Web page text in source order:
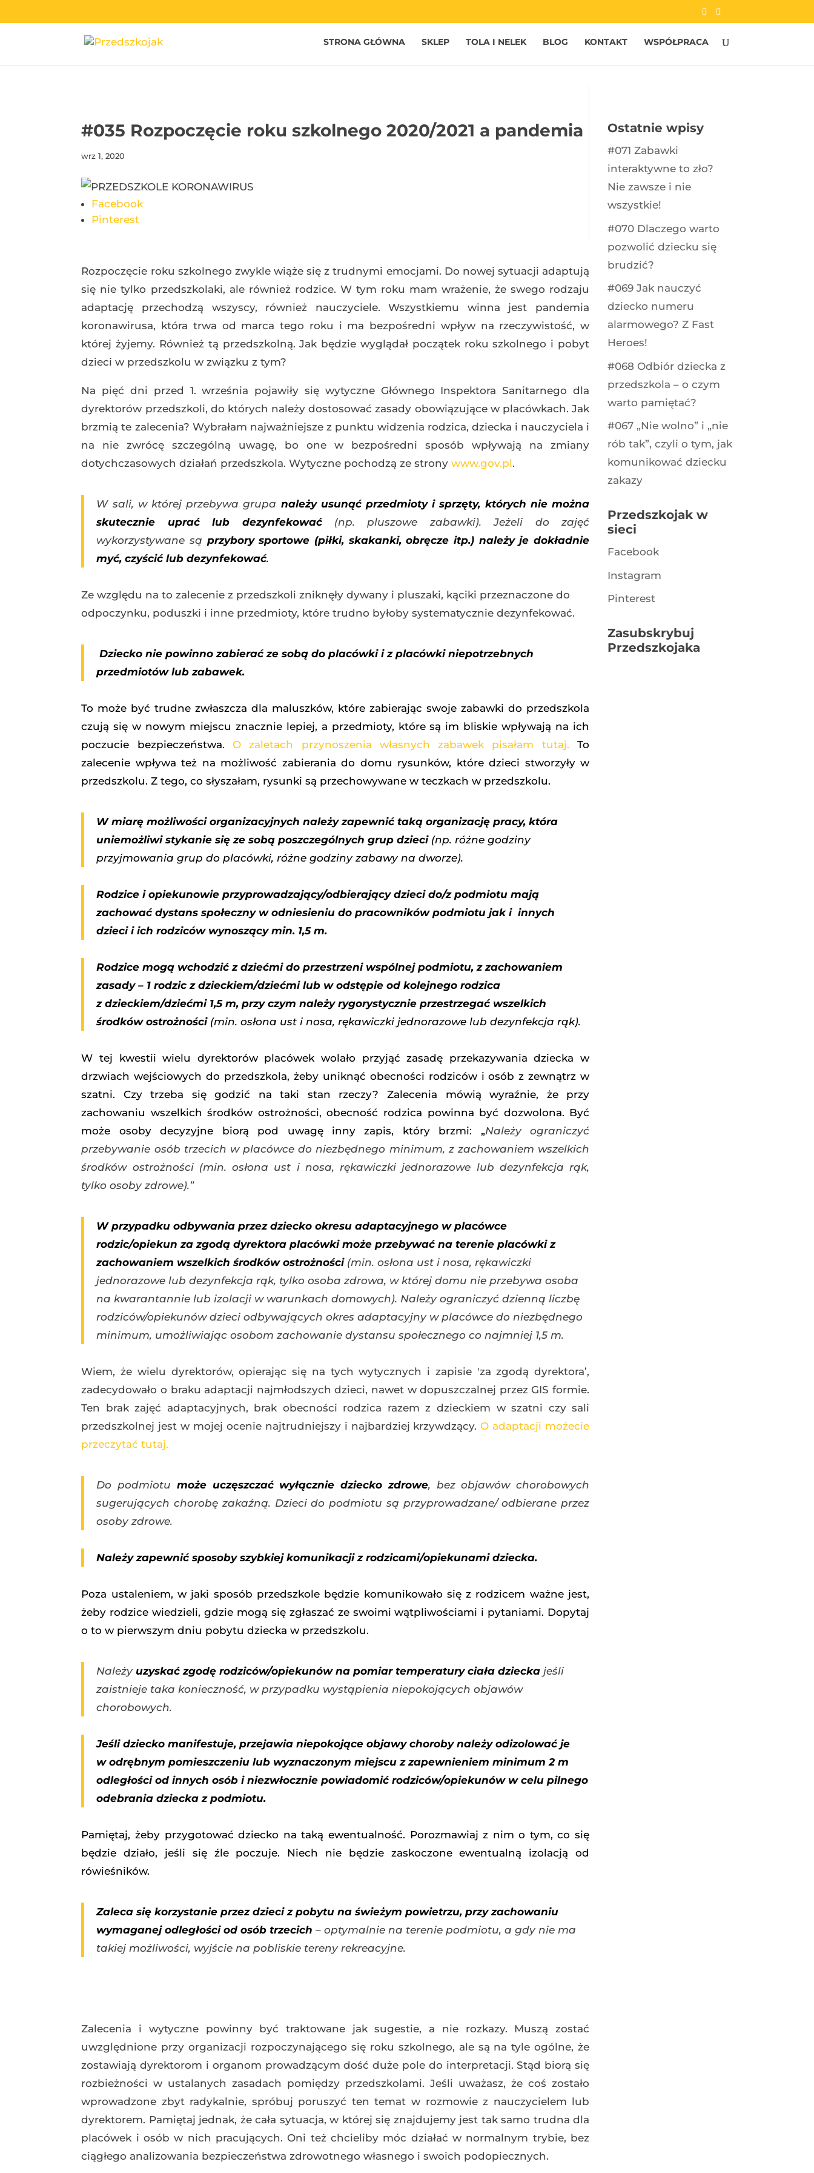
STRONA GŁÓWNA SKLEP TOLA I NELEK BLOG KONTAKT WSPÓŁPRACA
#035 Rozpoczęcie roku szkolnego 2020/2021 a pandemia
wrz 1, 2020
Facebook
Pinterest
Rozpoczęcie roku szkolnego zwykle wiąże się z trudnymi emocjami. Do nowej sytuacji adaptują
się nie tylko przedszkolaki, ale również rodzice. W tym roku mam wrażenie, że swego rodzaju
adaptację przechodzą wszyscy, również nauczyciele. Wszystkiemu winna jest pandemia
koronawirusa, która trwa od marca tego roku i ma bezpośredni wpływ na rzeczywistość, w
której żyjemy. Również tą przedszkolną. Jak będzie wyglądał początek roku szkolnego i pobyt
dzieci w przedszkolu w związku z tym?
Na pięć dni przed 1. września pojawiły się wytyczne Głównego Inspektora Sanitarnego dla
dyrektorów przedszkoli, do których należy dostosować zasady obowiązujące w placówkach. Jak
brzmią te zalecenia? Wybrałam najważniejsze z punktu widzenia rodzica, dziecka i nauczyciela i
na nie zwrócę szczególną uwagę, bo one w bezpośredni sposób wpływają na zmiany
dotychczasowych działań przedszkola. Wytyczne pochodzą ze stronywww.gov.pl.
W sali, w której przebywa grupa należy usunąć przedmioty i sprzęty, których nie można
skutecznie uprać lub dezynfekować(np. pluszowe zabawki). Jeżeli do zajęć
wykorzystywane są przybory sportowe (piłki, skakanki, obręcze itp.) należy je dokładnie
myć, czyścić lub dezynfekować.
Ze względu na to zalecenie z przedszkoli zniknęły dywany i pluszaki, kąciki przeznaczone do
odpoczynku, poduszki i inne przedmioty, które trudno byłoby systematycznie dezynfekować.
Dziecko nie powinno zabierać ze sobą do placówki i z placówki niepotrzebnych
przedmiotów lub zabawek.
To może być trudne zwłaszcza dla maluszków, które zabierając swoje zabawki do przedszkola
czują się w nowym miejscu znacznie lepiej, a przedmioty, które są im bliskie wpływają na ich
poczucie bezpieczeństwa. O zaletach przynoszenia własnych zabawek pisałam tutaj.To
zalecenie wpływa też na możliwość zabierania do domu rysunków, które dzieci stworzyły w
przedszkolu. Z tego, co słyszałam, rysunki są przechowywane w teczkach w przedszkolu.
W miarę możliwości organizacyjnych należy zapewnić taką organizację pracy, która
uniemożliwi stykanie się ze sobą poszczególnych grup dzieci (np. różne godziny
przyjmowania grup do placówki, różne godziny zabawy na dworze).
Rodzice i opiekunowie przyprowadzający/odbierający dzieci do/z podmiotu mają
zachować dystans społeczny w odniesieniu do pracowników podmiotu jak i innych
dzieci i ich rodziców wynoszący min. 1,5 m.
Rodzice mogą wchodzić z dziećmi do przestrzeni wspólnej podmiotu, z zachowaniem
zasady – 1 rodzic z dzieckiem/dziećmi lub w odstępie od kolejnego rodzica
z dzieckiem/dziećmi 1,5 m, przy czym należy rygorystycznie przestrzegać wszelkich
środków ostrożności(min. osłona ust i nosa, rękawiczki jednorazowe lub dezynfekcja rąk).
W tej kwestii wielu dyrektorów placówek wolało przyjąć zasadę przekazywania dziecka w
drzwiach wejściowych do przedszkola, żeby uniknąć obecności rodziców i osób z zewnątrz w
szatni. Czy trzeba się godzić na taki stan rzeczy? Zalecenia mówią wyraźnie, że przy
zachowaniu wszelkich środków ostrożności, obecność rodzica powinna być dozwolona. Być
może osoby decyzyjne biorą pod uwagę inny zapis, który brzmi: „Należy ograniczyć
przebywanie osób trzecich w placówce do niezbędnego minimum, z zachowaniem wszelkich
środków ostrożności (min. osłona ust i nosa, rękawiczki jednorazowe lub dezynfekcja rąk,
tylko osoby zdrowe).”
Wprzypadku odbywania przez dziecko okresu adaptacyjnego w placówce
rodzic/opiekun za zgodą dyrektora placówki może przebywać na terenie placówki z
zachowaniem wszelkich środków ostrożności(min. osłona ust i nosa, rękawiczki
jednorazowe lub dezynfekcja rąk, tylko osoba zdrowa, w której domu nie przebywa osoba
na kwarantannie lub izolacji w warunkach domowych). Należy ograniczyć dzienną liczbę
rodziców/opiekunów dzieci odbywających okres adaptacyjny w placówce do niezbędnego
minimum, umożliwiając osobom zachowanie dystansu społecznego co najmniej 1,5 m.
Wiem, że wielu dyrektorów, opierając się na tych wytycznych i zapisie 'za zgodą dyrektora’,
zadecydowało o braku adaptacji najmłodszych dzieci, nawet w dopuszczalnej przez GIS formie.
Ten brak zajęć adaptacyjnych, brak obecności rodzica razem z dzieckiem w szatni czy sali
przedszkolnej jest w mojej ocenie najtrudniejszy i najbardziej krzywdzący.O adaptacji możecie
przeczytać tutaj.
Do podmiotu może uczęszczać wyłącznie dziecko zdrowe, bez objawów chorobowych
sugerujących chorobę zakaźną. Dzieci do podmiotu są przyprowadzane/ odbierane przez
osoby zdrowe.
Należy zapewnić sposoby szybkiej komunikacji z rodzicami/opiekunami dziecka.
Poza ustaleniem, w jaki sposób przedszkole będzie komunikowało się z rodzicem ważne jest,
żeby rodzice wiedzieli, gdzie mogą się zgłaszać ze swoimi wątpliwościami i pytaniami. Dopytaj
o to w pierwszym dniu pobytu dziecka w przedszkolu.
Należy uzyskać zgodę rodziców/opiekunów na pomiar temperatury ciała dziecka jeśli
zaistnieje taka konieczność, w przypadku wystąpienia niepokojących objawów
chorobowych.
Jeśli dziecko manifestuje, przejawia niepokojące objawy choroby należy odizolować je
w odrębnym pomieszczeniu lub wyznaczonym miejscu z zapewnieniem minimum 2 m
odległości od innych osób i niezwłocznie powiadomić rodziców/opiekunów w celu pilnego
odebrania dziecka z podmiotu.
Pamiętaj, żeby przygotować dziecko na taką ewentualność. Porozmawiaj z nim o tym, co się
będzie działo, jeśli się źle poczuje. Niech nie będzie zaskoczone ewentualną izolacją od
rówieśników.
Zaleca się korzystanie przez dzieci z pobytu na świeżym powietrzu, przy zachowaniu
wymaganej odległości od osób trzecich – optymalnie na terenie podmiotu, a gdy nie ma
takiej możliwości, wyjście na pobliskie tereny rekreacyjne.
Zalecenia i wytyczne powinny być traktowane jak sugestie, a nie rozkazy. Muszą zostać
uwzględnione przy organizacji rozpoczynającego się roku szkolnego, ale są na tyle ogólne, że
zostawiają dyrektorom i organom prowadzącym dość duże pole do interpretacji. Stąd biorą się
rozbieżności w ustalanych zasadach pomiędzy przedszkolami. Jeśli uważasz, że coś zostało
wprowadzone zbyt radykalnie, spróbuj poruszyć ten temat w rozmowie z nauczycielem lub
dyrektorem. Pamiętaj jednak, że cała sytuacja, w której się znajdujemy jest tak samo trudna dla
placówek i osób w nich pracujących. Oni też chcieliby móc działać w normalnym trybie, bez
ciągłego analizowania bezpieczeństwa zdrowotnego własnego i swoich podopiecznych.
Ostatnie wpisy
#071 Zabawki
interaktywne to zło?
Nie zawsze i nie
wszystkie!
#070 Dlaczego warto
pozwolić dziecku się
brudzić?
#069 Jak nauczyć
dziecko numeru
alarmowego? Z Fast
Heroes!
#068 Odbiór dziecka z
przedszkola – o czym
warto pamiętać?
#067 „Nie wolno” i „nie
rób tak”, czyli o tym, jak
komunikować dziecku
zakazy
Przedszkojak w
sieci
Facebook
Instagram
Pinterest
Zasubskrybuj
Przedszkojaka